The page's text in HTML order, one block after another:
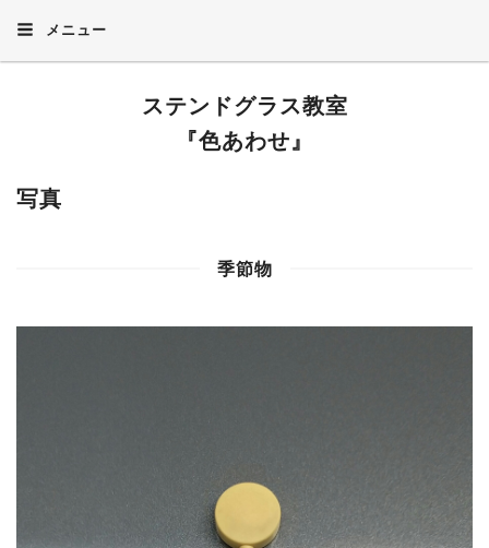
メニュー
ステンドグラス教室
『色あわせ』
写真
季節物